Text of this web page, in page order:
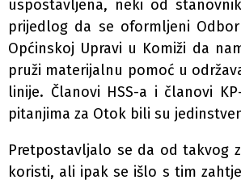
uspostavljena, neki od
prijedlog da se oformljeni
Općinskoj Upravi u Komiži da
pruži materijalnu pomoć u
linije. Članovi HSS-a i članovi
pitanjima za Otok bili su
Pretpostavljalo se da od takvog
koristi, ali ipak se išlo s tim